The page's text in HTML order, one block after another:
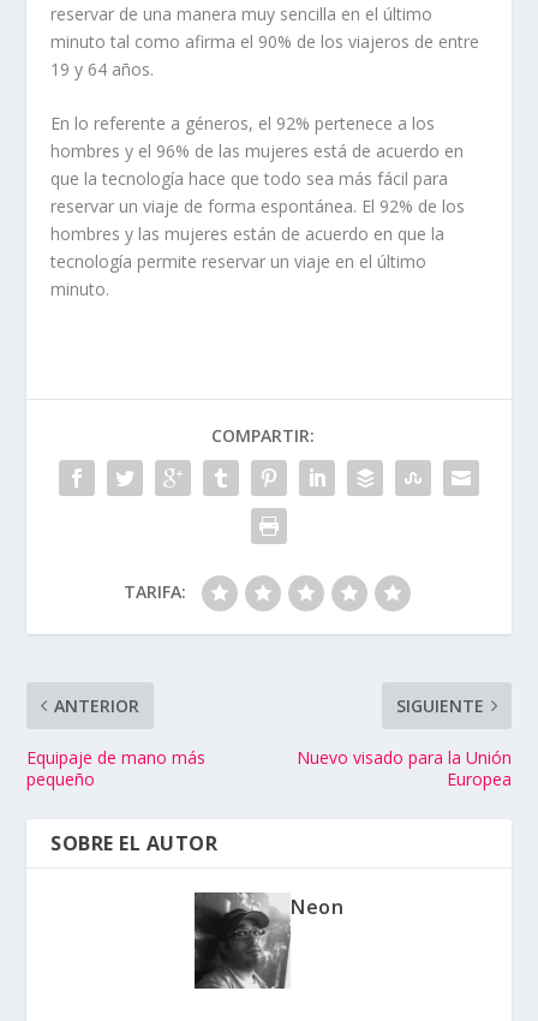
reservar de una manera muy sencilla en el último
minuto tal como afirma el 90% de los viajeros de entre
19 y 64 años.
En lo referente a géneros, el 92% pertenece a los
hombres y el 96% de las mujeres está de acuerdo en
que la tecnología hace que todo sea más fácil para
reservar un viaje de forma espontánea. El 92% de los
hombres y las mujeres están de acuerdo en que la
tecnología permite reservar un viaje en el último
minuto.
COMPARTIR:
TARIFA:
ANTERIOR
Equipaje de mano más
pequeño
SIGUIENTE
Nuevo visado para la Unión
Europea
SOBRE EL AUTOR
Neon